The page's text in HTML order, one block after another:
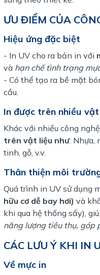
ƯU ĐIỂM CỦA
Hiệu ứng đặc biệt
- In UV cho ra bản in với
và hạn chế tình trạng
- Có thể tạo ra bề mặt
cầu.
In được trên nhiều
Khác với nhiều công
trên vật liệu như: Nhựa,
tinh, gỗ, v.v.
Thân thiện môi
Quá trình in UV sử dụng
hữu cơ dễ bay hơi) và
khi qua hệ thống sấy),
năng lượng tiêu thụ, góp
CÁC LƯU Ý KHI IN
Về mực in